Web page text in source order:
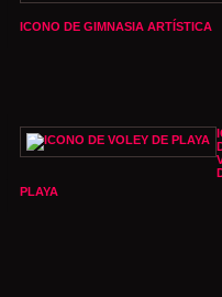
ICONO DE GIMNASIA ARTÍSTICA
PLAYA